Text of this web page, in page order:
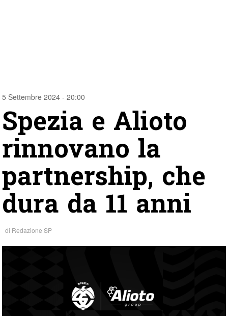
5 Settembre 2024 - 20:00
Spezia e Alioto
rinnovano la
partnership, che
dura da 11 anni
di Redazione SP